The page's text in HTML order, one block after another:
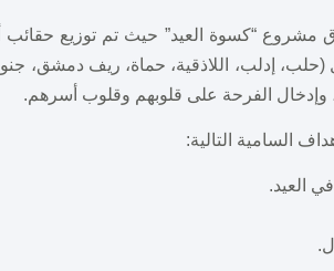
مشروع “كسوة العيد” حيث تم توزيع
(حلب، إدلب، اللاذقية، حماة، ريف دمشق،
وإدخال الفرحة على قلوبهم وقلوب أسرهم.
السامية التالية: